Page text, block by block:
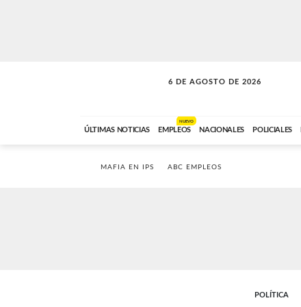
6 DE AGOSTO DE 2026
SOLO MÚSICA
ÚLTIMAS NOTICIAS EMPLEOS
NUEVO
NACIONALES POLICIALES
MAFIA EN IPS ABC EMPLEOS
POLÍTICA